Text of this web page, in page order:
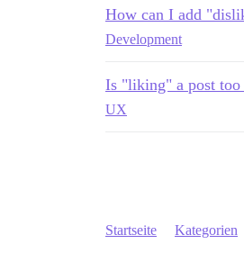
How can I add
Development
Is "liking" a post
UX
Startseite Kategorien